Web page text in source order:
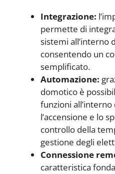
Integrazione:
permette di
sistemi all’interno
consentendo un
semplificato.
Automazione:
domotico è
funzioni all’interno
l’accensione e lo
controllo della
gestione degli
Connessione
caratteristica